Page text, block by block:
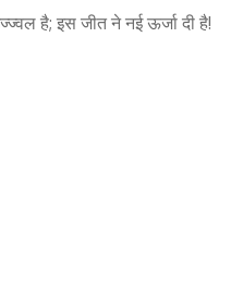
है; इस जीत ने नई ऊर्जा दी है!